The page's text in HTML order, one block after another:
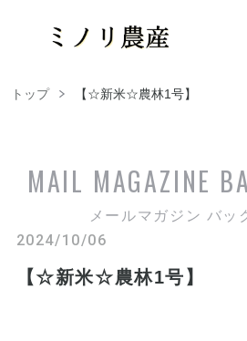
トップ 【☆新米☆農林1号】
MAIL MAGAZINE
メールマガジン バッ
2024/10/06
【☆新米☆農林1号】